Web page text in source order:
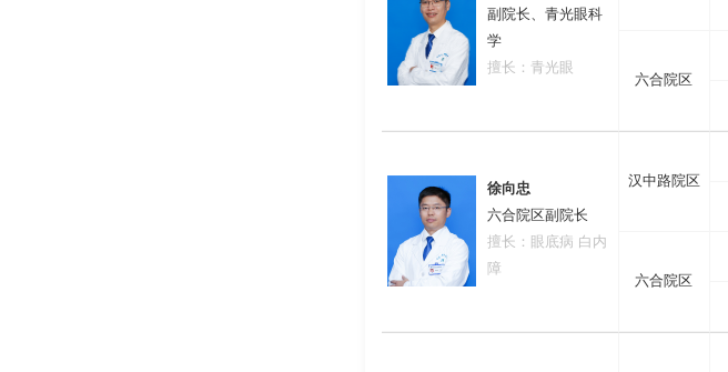
副院长、青光眼科
学
擅长：青光眼
六合院区
徐向忠
六合院区副院长
擅长：眼底病 白内
障
汉中路院区
六合院区